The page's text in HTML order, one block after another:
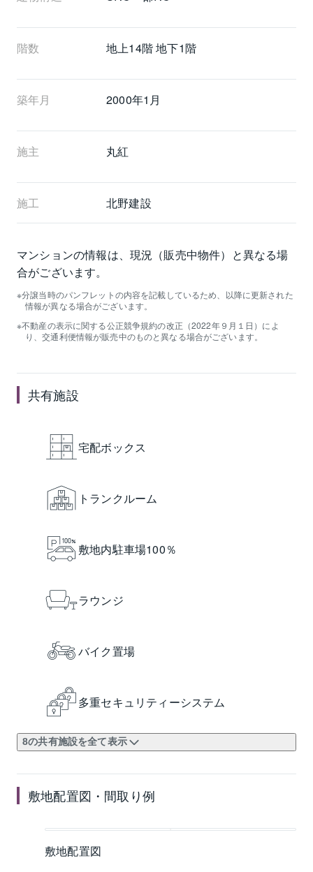
階数 地上14階 地下1階
築年月 2000年1月
施主 丸紅
施工 北野建設
マンションの情報は、現況（販売中物件）と異なる場
合がございます。
分譲当時のパンフレットの内容を記載しているため、以降に更新された
情報が異なる場合がございます。
不動産の表示に関する公正競争規約の改正（2022年９月１日）によ
り、交通利便情報が販売中のものと異なる場合がございます。
共有施設
宅配ボックス
トランクルーム
敷地内駐車場100％
ラウンジ
バイク置場
多重セキュリティーシステム
8の共有施設を全て表示
敷地配置図・間取り例
敷地配置図